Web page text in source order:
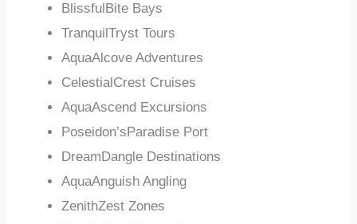
BlissfulBite Bays
TranquilTryst Tours
AquaAlcove Adventures
CelestialCrest Cruises
AquaAscend Excursions
Poseidon’sParadise Port
DreamDangle Destinations
AquaAnguish Angling
ZenithZest Zones